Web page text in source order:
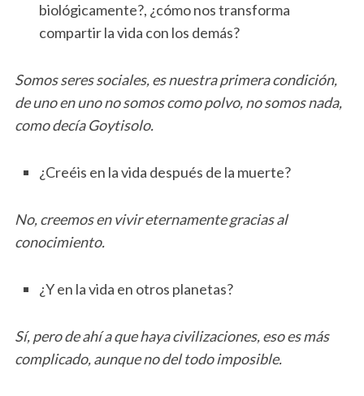
biológicamente?, ¿cómo nos transforma
compartir la vida con los demás?
Somos seres sociales, es nuestra primera condición,
de uno en uno no somos como polvo, no somos nada,
como decía Goytisolo.
¿Creéis en la vida después de la muerte?
No, creemos en vivir eternamente gracias al
conocimiento.
¿Y en la vida en otros planetas?
Sí, pero de ahí a que haya civilizaciones, eso es más
complicado, aunque no del todo imposible.